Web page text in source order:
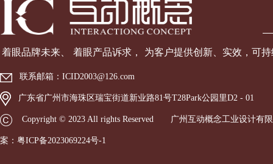
联系邮箱： ICID2003@126.com
广东省广州市海珠区瑞宝街道新业路81号T28Park公园里D2 - 01
Copyright © 2023 All rights Reserved 广州互动概念工业设计有
案： 粤ICP备2023069224号-1
着眼品牌未来、 着眼产品诉求， 为客户提供创新、实效，可